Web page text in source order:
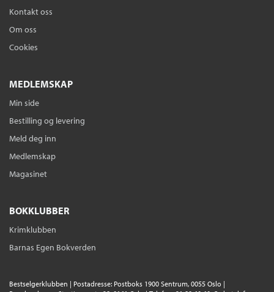
Kontakt oss
Om oss
Cookies
MEDLEMSKAP
Min side
Bestilling og levering
Meld deg inn
Medlemskap
Magasinet
BOKKLUBBER
Krimklubben
Barnas Egen Bokverden
Bestselgerklubben | Postadresse: Postboks 1900 Sentrum, 0055 Oslo |